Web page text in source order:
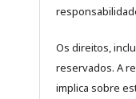
Os direitos,
reservados. A
implica sobre